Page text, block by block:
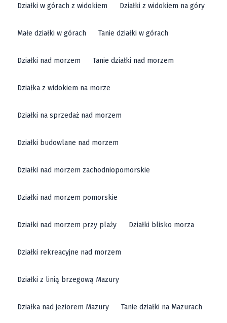
Działki w górach z widokiem Działki z widokiem na góry
Małe działki w górach Tanie działki w górach
Działki nad morzem Tanie działki nad morzem
Działka z widokiem na morze
Działki na sprzedaż nad morzem
Działki budowlane nad morzem
Działki nad morzem zachodniopomorskie
Działki nad morzem pomorskie
Działki nad morzem przy plaży Działki blisko morza
Działki rekreacyjne nad morzem
Działki z linią brzegową Mazury
Działka nad jeziorem Mazury Tanie działki na Mazurach